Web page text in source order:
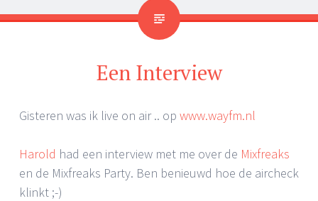
Een Interview
Gisteren was ik live on air .. op www.wayfm.nl
Harold had een interview met me over de Mixfreaks
en de Mixfreaks Party. Ben benieuwd hoe de aircheck
klinkt ;-)